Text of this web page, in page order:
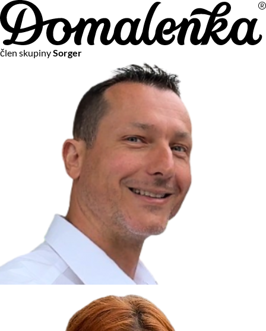
člen skupinySorger
Na vašom súkromí nám záleží
Chceme vám neustále poskytovať tie najlepšie služby.
Vzhľadom k platnej legislatíve od vás ale potrebujeme súhlas
s používaním súborov cookies.
Viac o personalizácii a meraní
Aby sme vedeli, čo sa deje na webových stránkach a aby sme
vám mohli prispôsobiť ponuky na mieru či reklamu,
používame cookies a taktiežslužby spoločnosti Google
Čo sú cookies?
Cookies sú malé textové súbory, ktoré môžu byť používané
webovými stránkami, aby zefektívnili používateľský zážitok.
Vďaka cookies vám môžeme ponúkať služby podľa toho, čo
naozaj hľadáte a chcete nájsť.
Kedykoľvek sa môžete slobodne rozhodnúť, ktoré typy
používania cookies chcete umožniť.
Zákon uvádza, že môžeme ukladať cookies na vašom
zariadení, pokiaľ sú nevyhnutne nutné pre prevádzku tejto
Cookies, ktoré používame